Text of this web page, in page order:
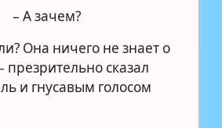
– А зачем?
Она ничего не знает о
сказал
и гнусавым голосом